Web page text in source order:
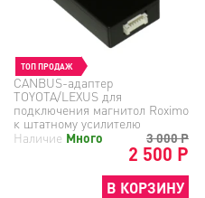
ТОП ПРОДАЖ
CANBUS-адаптер
TOYOTA/LEXUS для
подключения магнитол Roximo
к штатному усилителю
3 000Р
2 500 Р
Наличие Много
В КОРЗИНУ